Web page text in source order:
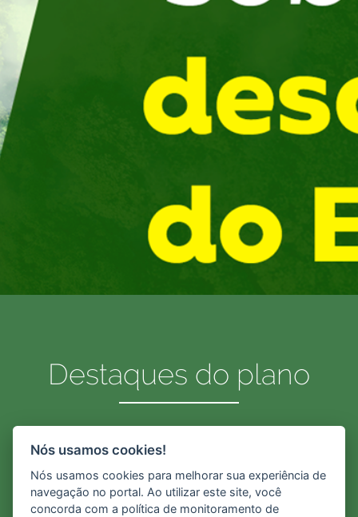
Destaques do plano
Nós usamos cookies!
Nós usamos cookies para melhorar sua experiência de
navegação no portal. Ao utilizar este site, você
concorda com a política de monitoramento de